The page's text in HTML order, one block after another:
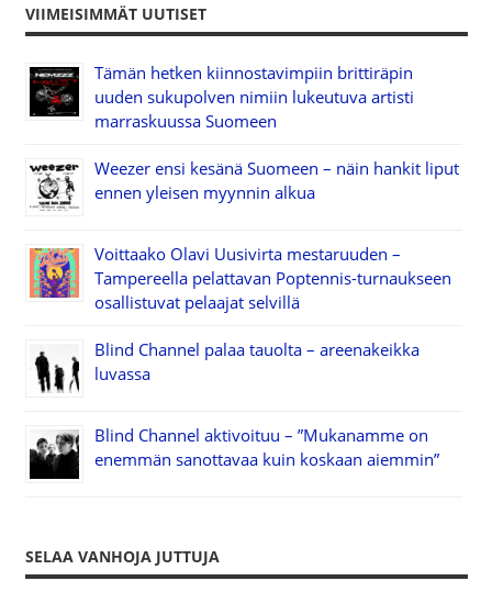
VIIMEISIMMÄT UUTISET
Tämän hetken kiinnostavimpiin brittiräpin
uuden sukupolven nimiin lukeutuva artisti
marraskuussa Suomeen
Weezer ensi kesänä Suomeen – näin hankit liput
ennen yleisen myynnin alkua
Voittaako Olavi Uusivirta mestaruuden –
Tampereella pelattavan Poptennis-turnaukseen
osallistuvat pelaajat selvillä
Blind Channel palaa tauolta – areenakeikka
luvassa
Blind Channel aktivoituu – ”Mukanamme on
enemmän sanottavaa kuin koskaan aiemmin”
SELAA VANHOJA JUTTUJA